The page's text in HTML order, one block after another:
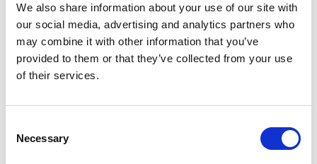
We also share information about your use of our site with
our social media, advertising and analytics partners who
may combine it with other information that you’ve
provided to them or that they’ve collected from your use
of their services.
Selection
Necessary
Elektronischer Safe
Elektronische Waage im Badezimmer
Bügelausrüstung
Flasche Wasser
(Trockenfrüchte, Rotwein)
*Diese Dienstleistungen erfordern einen Aufpreis,